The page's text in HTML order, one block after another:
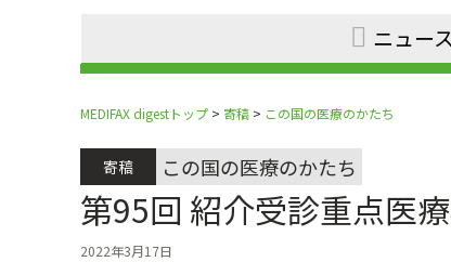
ニュース
MEDIFAX digestトップ > 寄稿 > この国の医療のかたち
寄稿 この国の医療のかたち
第95回 紹介受診重点医
2022年3月17日